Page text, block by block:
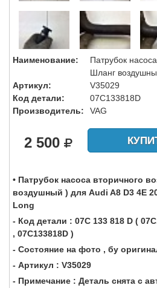
Наименование:
Патрубок
Шланг
Артикул:
V35029
Код детали:
07C133818D
Производитель:
VAG
2 500
• Патрубок насоса вторичного
воздушный ) для Audi A8 D3 4E
Long
- Код детали : 07C 133 818 D (
, 07C133818D )
- Состояние на фото , бу
- Артикул : V35029
- Примечание : Деталь снята с